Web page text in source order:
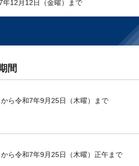
年12月12日（金曜）まで
間
ら令和7年9月25日（木曜）まで
ら令和7年9月25日（木曜）正午まで